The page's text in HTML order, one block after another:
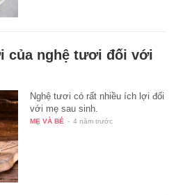
của nghệ tươi đối với
Nghệ tươi có rất nhiều ích lợi đối
với mẹ sau sinh.
MẸ VÀ BÉ - 4 năm trước